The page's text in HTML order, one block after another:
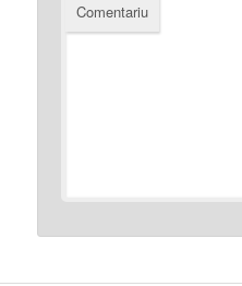
Comentariu